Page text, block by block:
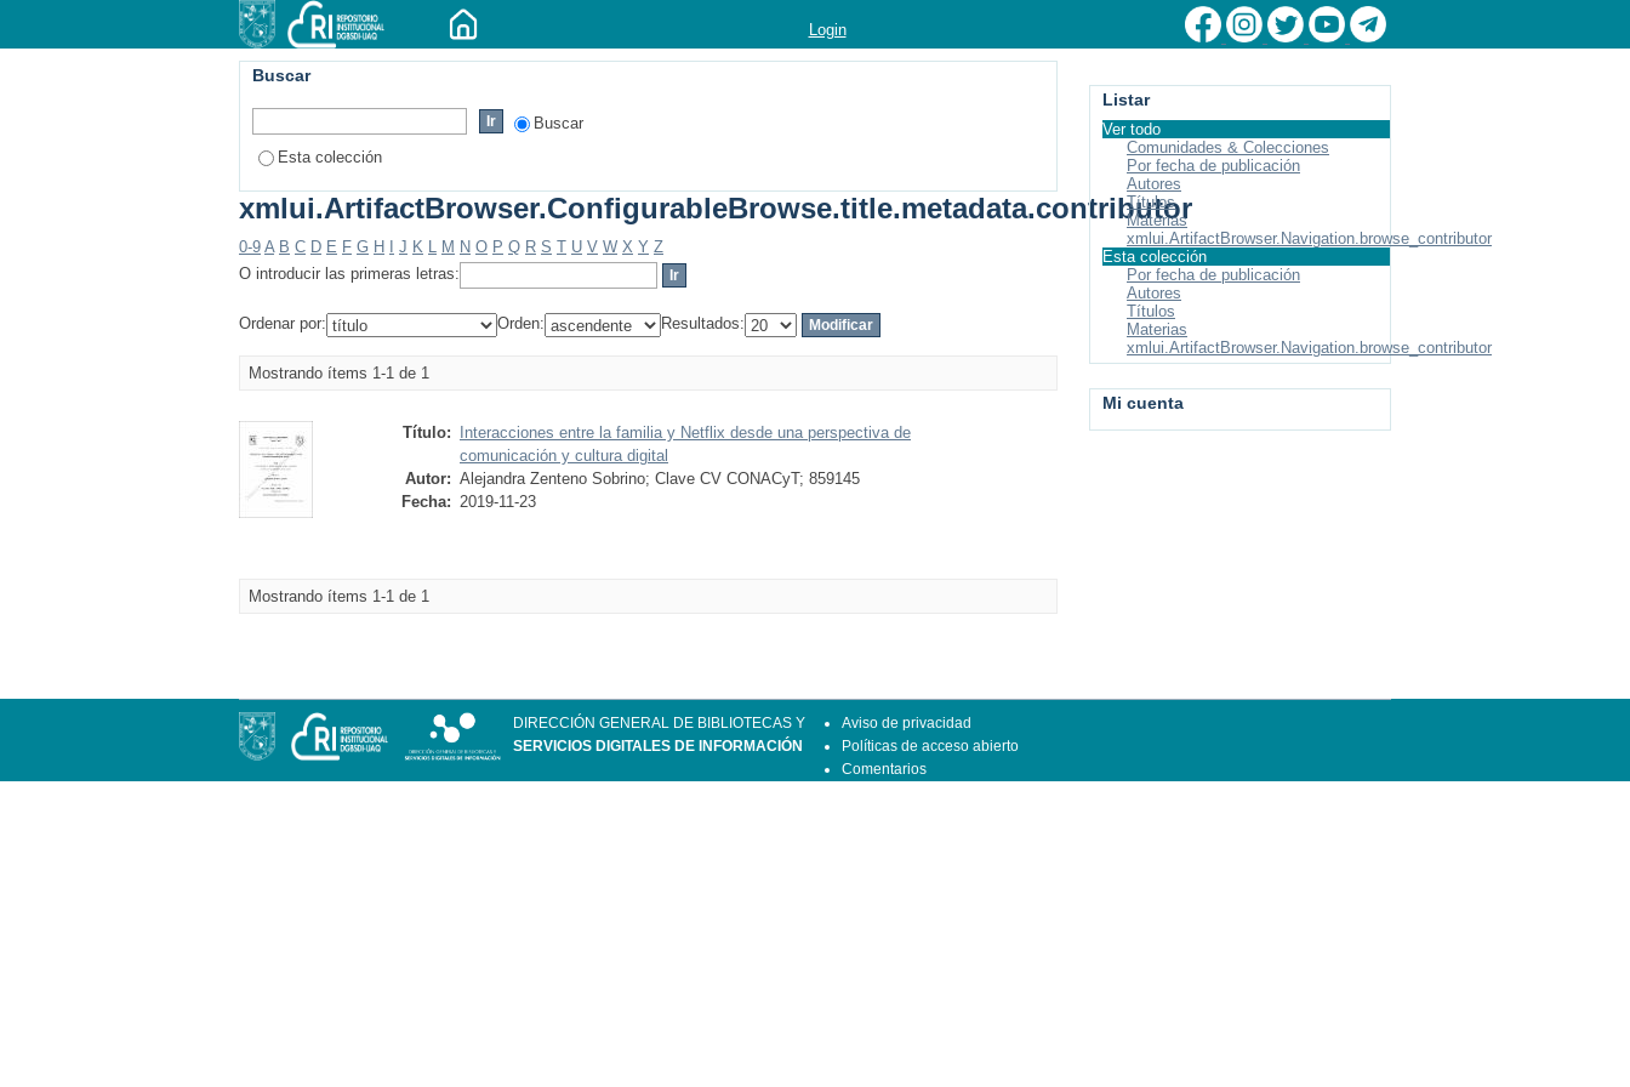
Login
Buscar
Buscar
Esta colección
xmlui.ArtifactBrowser.ConfigurableBrowse.title.metadata.contributor
0-9 A B C D E F G H J K L M N O P Q R S T U V W X Y Z
O introducir las primeras letras:
Ordenar por: Orden: Resultados:
Mostrando ítems 1-1 de 1
Título:
Interacciones entre la familia y Netflix desde una perspectiva de
comunicación y cultura digital
Autor: Alejandra Zenteno Sobrino; Clave CV CONACyT; 859145
Fecha: 2019-11-23
Mostrando ítems 1-1 de 1
Listar
Ver todo
Comunidades & Colecciones
Por fecha de publicación
Autores
Títulos
Materias
xmlui.ArtifactBrowser.Navigation.browse_contributor
Esta colección
Por fecha de publicación
Autores
Títulos
Materias
xmlui.ArtifactBrowser.Navigation.browse_contributor
Mi cuenta
DIRECCIÓN GENERAL DE BIBLIOTECAS Y
SERVICIOS DIGITALES DE INFORMACIÓN
Aviso de privacidad
Políticas de acceso abierto
Comentarios